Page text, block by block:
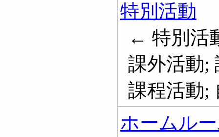
特別活動
← 特別活
課外活動;
課程活動;
ホームル